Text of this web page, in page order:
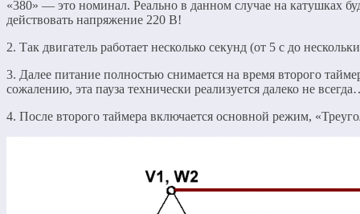
«380» — это номинал. Реально в данном случае на катушках
действовать напряжение 220 В!
2. Так двигатель работает несколько секунд (от 5 с до
3. Далее питание полностью снимается на время второго
сожалению, эта пауза технически реализуется далеко не
4. После второго таймера включается основной режим,